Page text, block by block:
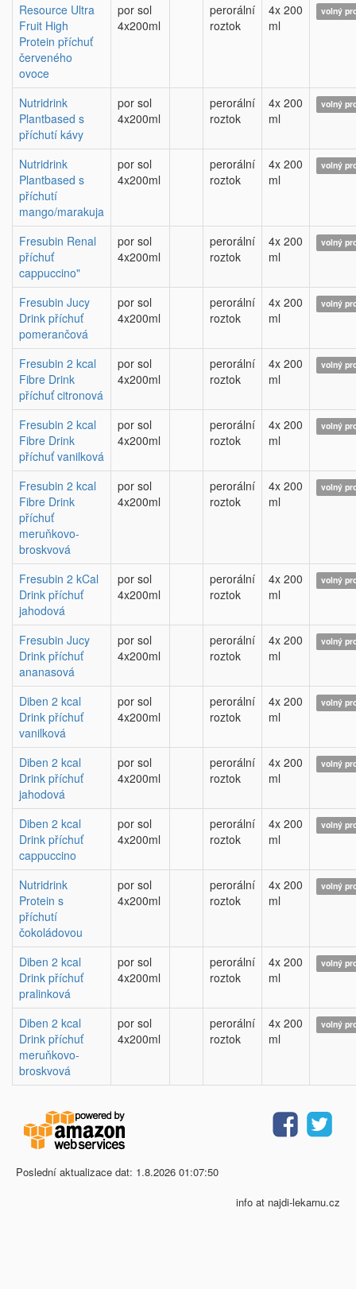
Resource Ultra
Fruit High
Protein příchuť
červeného
ovoce
por sol
4x200ml
perorální
roztok
4x 200
ml
volný
Nutridrink
Plantbased s
příchutí kávy
por sol
4x200ml
perorální
roztok
4x 200
ml
volný
Nutridrink
Plantbased s
příchutí
mango/marakuja
por sol
4x200ml
perorální
roztok
4x 200
ml
volný
Fresubin Renal
příchuť
cappuccino"
por sol
4x200ml
perorální
roztok
4x 200
ml
volný
Fresubin Jucy
Drink příchuť
pomerančová
por sol
4x200ml
perorální
roztok
4x 200
ml
volný
Fresubin 2 kcal
Fibre Drink
příchuť citronová
por sol
4x200ml
perorální
roztok
4x 200
ml
volný
Fresubin 2 kcal
Fibre Drink
příchuť vanilková
por sol
4x200ml
perorální
roztok
4x 200
ml
volný
Fresubin 2 kcal
Fibre Drink
příchuť
meruňkovo-
broskvová
por sol
4x200ml
perorální
roztok
4x 200
ml
volný
Fresubin 2 kCal
Drink příchuť
jahodová
por sol
4x200ml
perorální
roztok
4x 200
ml
volný
Fresubin Jucy
Drink příchuť
ananasová
por sol
4x200ml
perorální
roztok
4x 200
ml
volný
Diben 2 kcal
Drink příchuť
vanilková
por sol
4x200ml
perorální
roztok
4x 200
ml
volný
Diben 2 kcal
Drink příchuť
jahodová
por sol
4x200ml
perorální
roztok
4x 200
ml
volný
Diben 2 kcal
Drink příchuť
cappuccino
por sol
4x200ml
perorální
roztok
4x 200
ml
volný
Nutridrink
Protein s
příchutí
čokoládovou
por sol
4x200ml
perorální
roztok
4x 200
ml
volný
Diben 2 kcal
Drink příchuť
pralinková
por sol
4x200ml
perorální
roztok
4x 200
ml
volný
Diben 2 kcal
Drink příchuť
meruňkovo-
broskvová
por sol
4x200ml
perorální
roztok
4x 200
ml
volný
Poslední aktualizace dat: 1.8.2026 01:07:50
info at najdi-lekarnu.cz